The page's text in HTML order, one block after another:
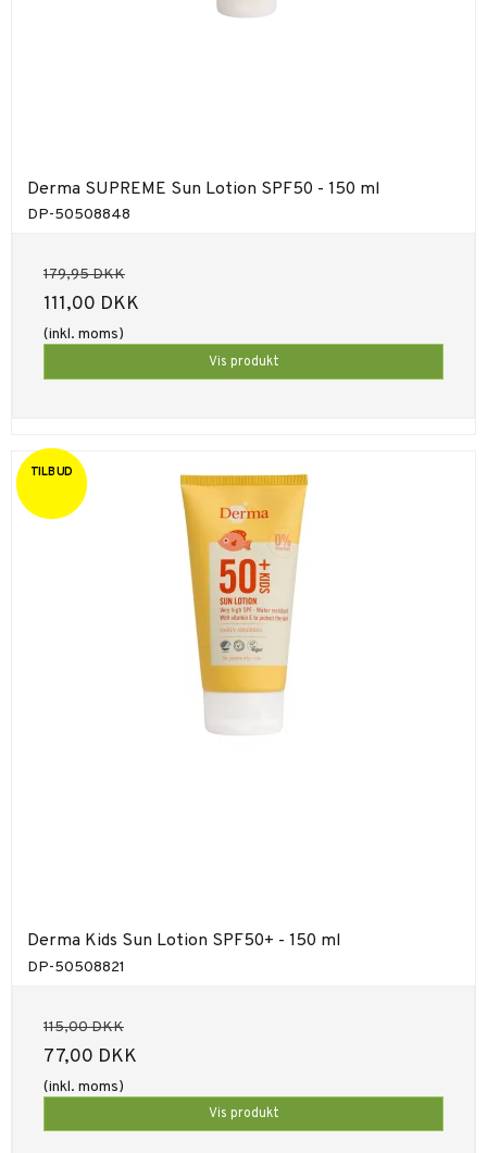
Derma SUPREME Sun Lotion SPF50 - 150 ml
DP-50508848
179,95 DKK
111,00 DKK
(inkl. moms)
Vis produkt
TILBUD
Derma Kids Sun Lotion SPF50+ - 150 ml
DP-50508821
115,00 DKK
77,00 DKK
(inkl. moms)
Vis produkt